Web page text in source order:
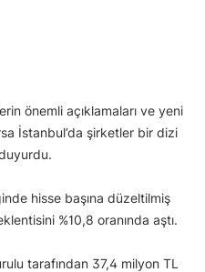
önemli açıklamaları ve yeni
İstanbul’da şirketler bir dizi
hisse başına düzeltilmiş
%10,8 oranında aştı.
tarafından 37,4 milyon TL